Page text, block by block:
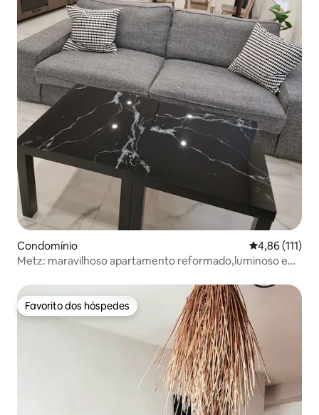
Condomínio Classificação
4,86 (111)
Metz: maravilhoso apartamento reformado,luminoso e
Favorito dos hóspedes
Favorito dos hóspedes